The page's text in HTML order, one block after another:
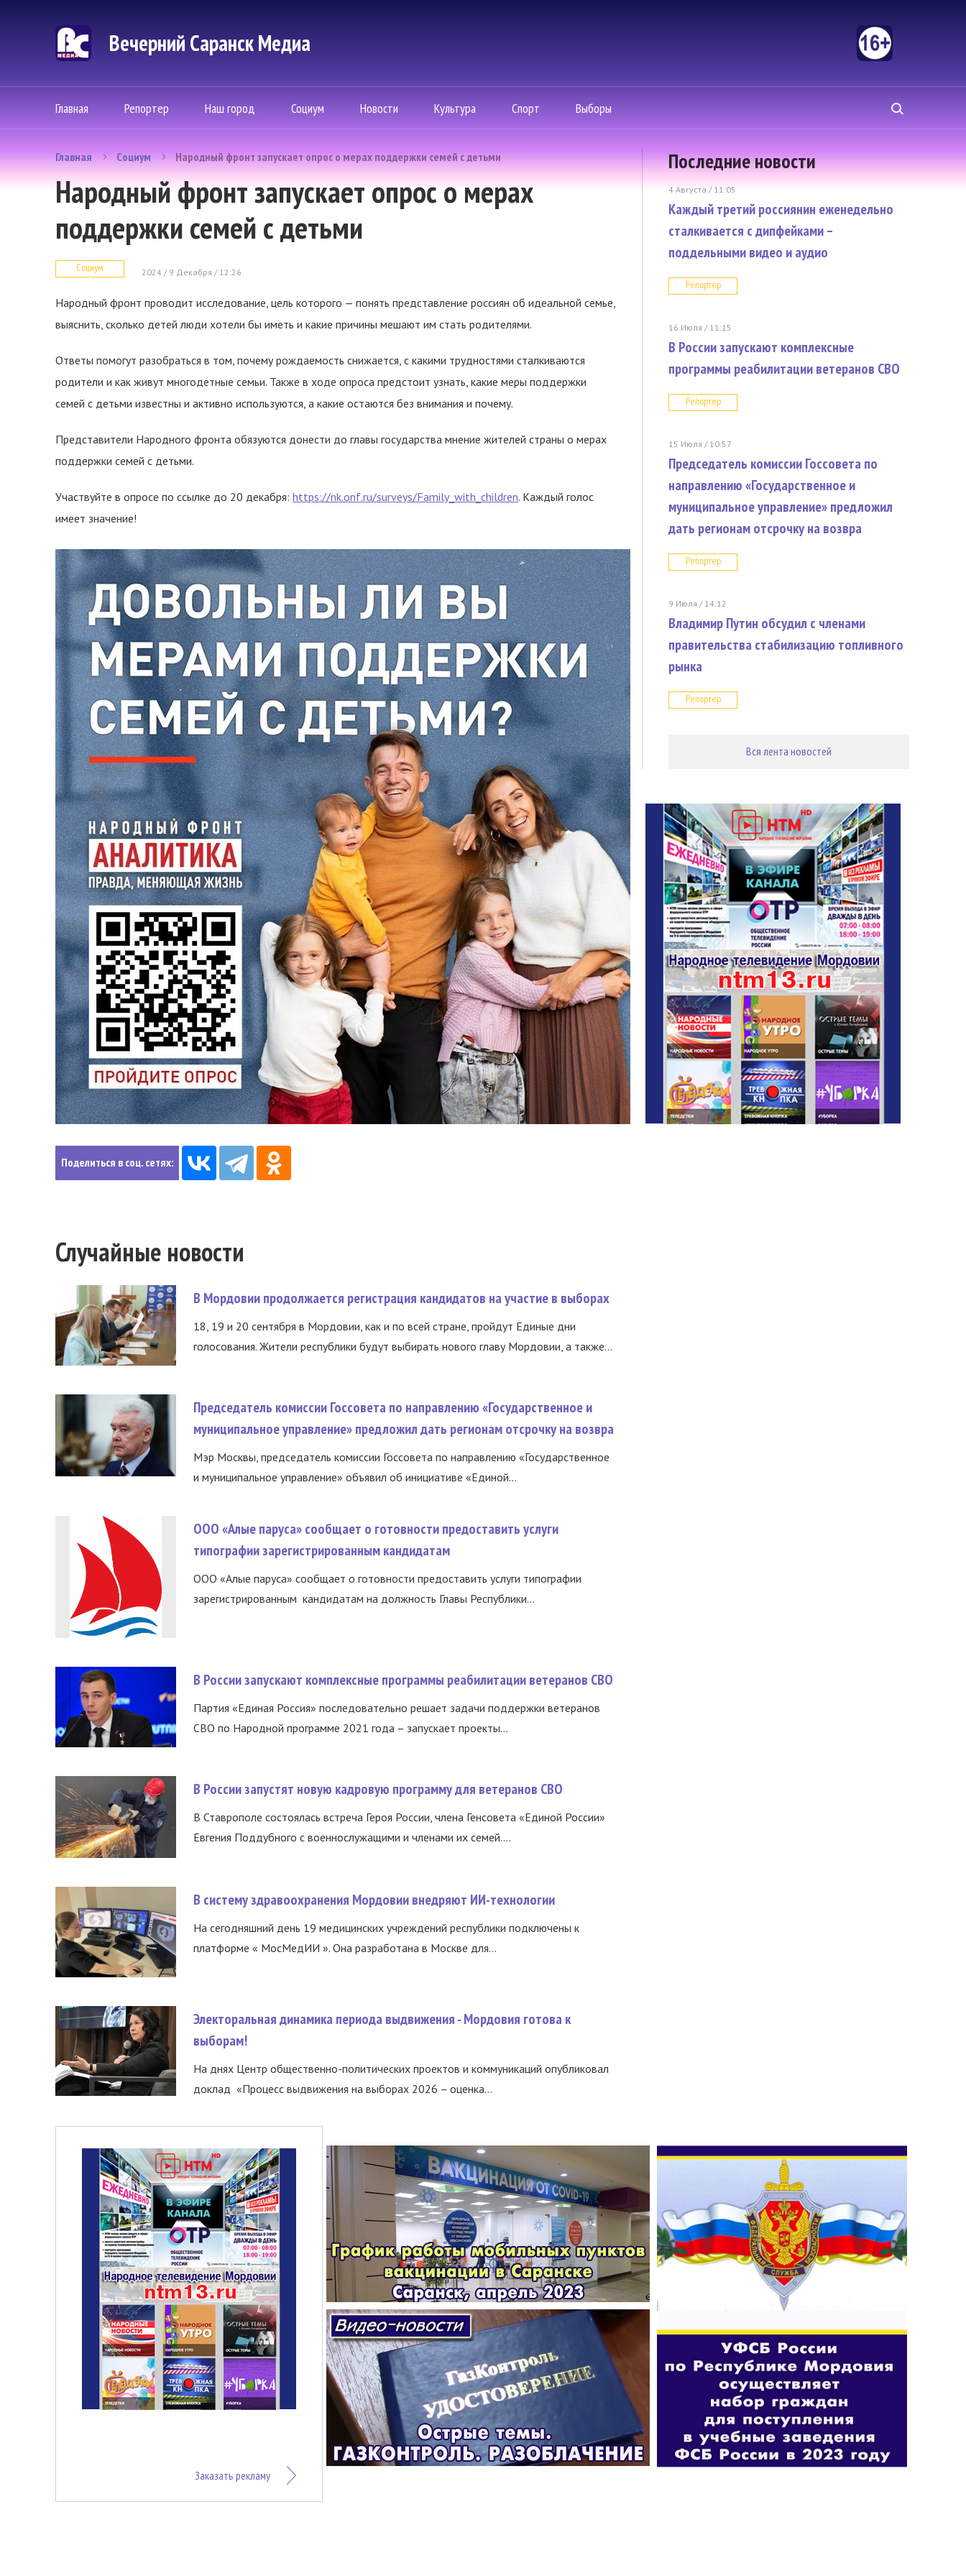
Вечерний Саранск Mедиа
Главная Репортер Наш город Социум Новости Культура Спорт Выборы
Главная Социум Народный фронт запускает опрос о мерах поддержки семей с детьми
Народный фронт запускает опрос о мерах
поддержки семей с детьми
Социум 2024 / 9 Декабря / 12:26
Народный фронт проводит исследование, цель которого — понять представление россиян об идеальной семье,
выяснить, сколько детей люди хотели бы иметь и какие причины мешают им стать родителями.
Ответы помогут разобраться в том, почему рождаемость снижается, с какими трудностями сталкиваются
родители и как живут многодетные семьи. Также в ходе опроса предстоит узнать, какие меры поддержки
семей с детьми известны и активно используются, а какие остаются без внимания и почему.
Представители Народного фронта обязуются донести до главы государства мнение жителей страны о мерах
поддержки семей с детьми.
Участвуйте в опросе по ссылке до 20 декабря: https://nk.onf.ru/surveys/Family_with_children. Каждый голос
имеет значение!
Поделиться в соц. сетях:
Случайные новости
В Мордовии продолжается регистрация кандидатов на участие в выборах
18, 19 и 20 сентября в Мордовии, как и по всей стране, пройдут Единые дни
голосования. Жители республики будут выбирать нового главу Мордовии, а также...
Председатель комиссии Госсовета по направлению «Государственное и
муниципальное управление» предложил дать регионам отсрочку на возвра
Мэр Москвы, председатель комиссии Госсовета по направлению «Государственное
и муниципальное управление» объявил об инициативе «Единой...
ООО «Алые паруса» сообщает о готовности предоставить услуги
типографии зарегистрированным кандидатам
ООО «Алые паруса» сообщает о готовности предоставить услуги типографии
зарегистрированным кандидатам на должность Главы Республики...
В России запускают комплексные программы реабилитации ветеранов СВО
Партия «Единая Россия» последовательно решает задачи поддержки ветеранов
СВО по Народной программе 2021 года – запускает проекты...
В России запустят новую кадровую программу для ветеранов СВО
В Ставрополе состоялась встреча Героя России, члена Генсовета «Единой России»
Евгения Поддубного с военнослужащими и членами их семей....
В систему здравоохранения Мордовии внедряют ИИ-технологии
На сегодняшний день 19 медицинских учреждений республики подключены к
платформе « МосМедИИ ». Она разработана в Москве для...
Электоральная динамика периода выдвижения - Мордовия готова к
выборам!
На днях Центр общественно-политических проектов и коммуникаций опубликовал
доклад «Процесс выдвижения на выборах 2026 – оценка...
Последние новости
4 Августа / 11:05
Каждый третий россиянин еженедельно
сталкивается с дипфейками –
поддельными видео и аудио
Репортер
16 Июля / 11:15
В России запускают комплексные
программы реабилитации ветеранов СВО
Репортер
15 Июля / 10:57
Председатель комиссии Госсовета по
направлению «Государственное и
муниципальное управление» предложил
дать регионам отсрочку на возвра
Репортер
9 Июля / 14:12
Владимир Путин обсудил с членами
правительства стабилизацию топливного
рынка
Репортер
Вся лента новостей
Заказать рекламу